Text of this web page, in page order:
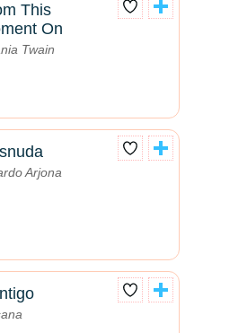
This
On
Twain
Arjona